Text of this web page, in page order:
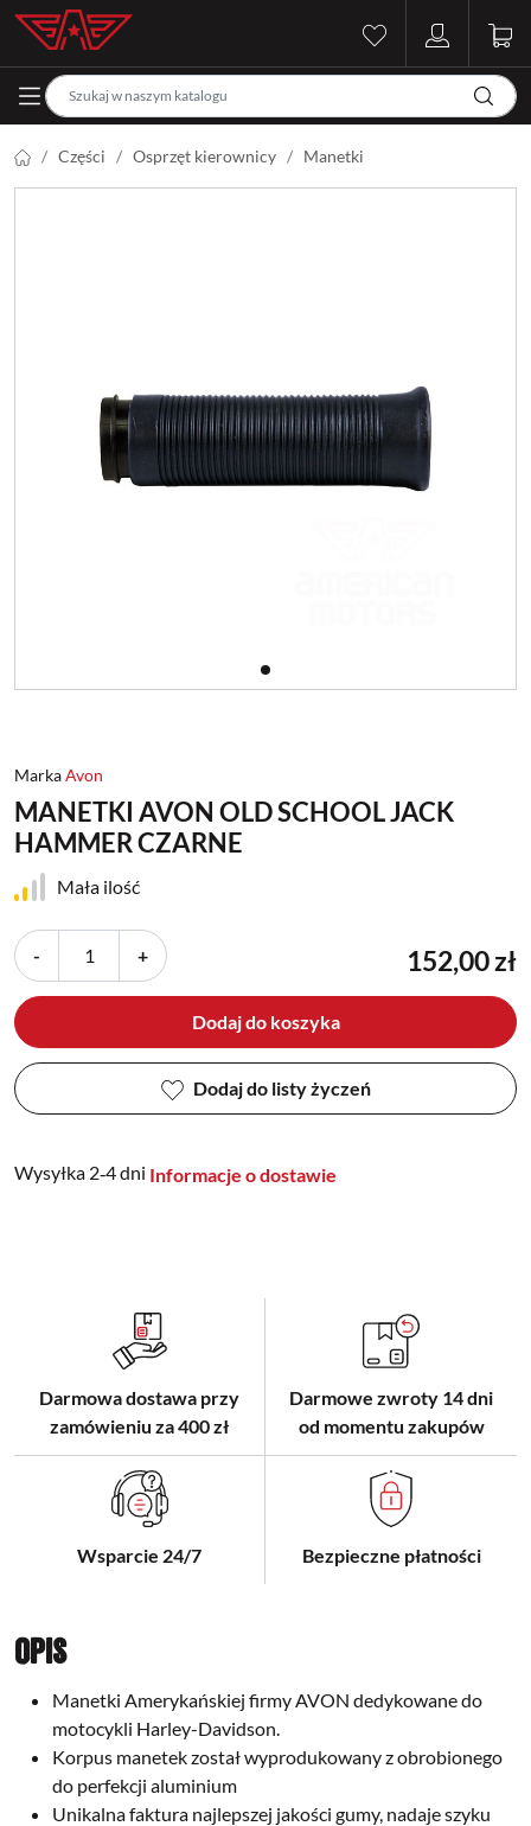
Części Osprzęt kierownicy Manetki
MarkaAvon
MANETKI AVON OLD SCHOOL JACK
HAMMER CZARNE
Mała ilość
- + 152,00 zł
Dodaj do koszyka
Dodaj do listy życzeń
Wysyłka 2‑4 dni Informacje o dostawie
Darmowa dostawa przy
zamówieniu za 400 zł
Darmowe zwroty 14 dni
od momentu zakupów
Wsparcie 24/7 Bezpieczne płatności
Opis
Manetki Amerykańskiej firmy AVON dedykowane do
motocykli Harley-Davidson.
Korpus manetek został wyprodukowany z obrobionego
do perfekcji aluminium
Unikalna faktura najlepszej jakości gumy, nadaje szyku